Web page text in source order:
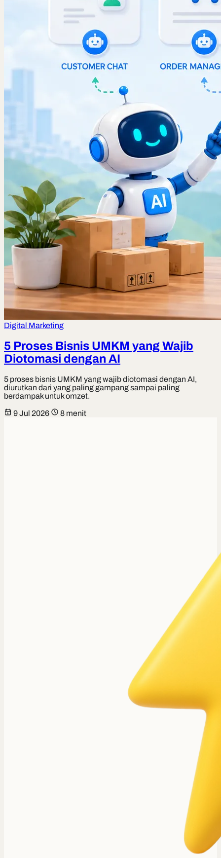
Digital Marketing
5 Proses Bisnis UMKM yang Wajib
Diotomasi dengan AI
5 proses bisnis UMKM yang wajib diotomasi dengan AI,
diurutkan dari yang paling gampang sampai paling
berdampak untuk omzet.
9 Jul 2026 8 menit